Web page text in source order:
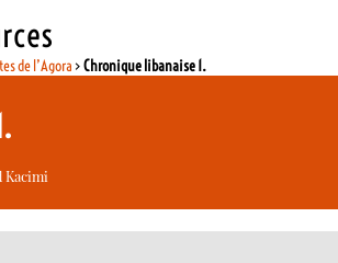
de l’Agora >Chronique libanaise 1.
Kacimi